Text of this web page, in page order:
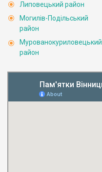
Липовецький район
Могилів-Подільський
район
Мурованокуриловецький
район